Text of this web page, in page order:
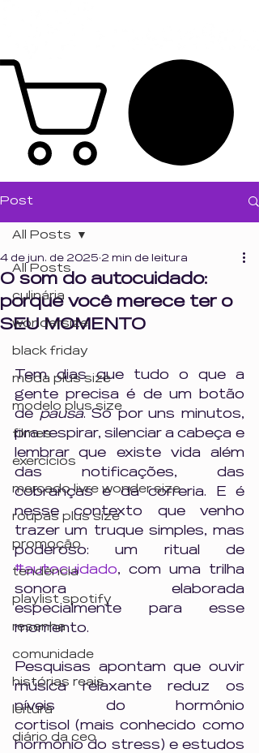
Post
All Posts
culinária
wondersize
black friday
moda plus size
modelo plus size
filmes
exercícios
mercado livre wonder size
roupas plus size
promoção
tendência
playlist spotify
resenha
comunidade
histórias reais
leitura
diário da ceo
All Posts
O som do autocuidado:
porque você merece ter o
SEU MOMENTO
4 de jun. de 2025 2 min de leitura
Tem dias que tudo o que a
gente precisa é de um botão
de pausa. Só por uns minutos,
pra respirar, silenciar a cabeça e
lembrar que existe vida além
das notificações, das
cobranças e da correria. E é
nesse contexto que venho
trazer um truque simples, mas
#autocuidado, com uma trilha
sonora elaborada
especialmente para esse
momento.
Pesquisas apontam que ouvir
música relaxante reduz os
níveis do hormônio
cortisol (mais conhecido como
hormônio do stress) e estudos